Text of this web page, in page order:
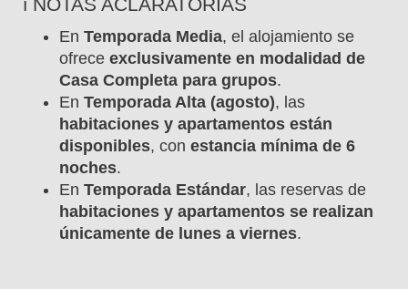
En Temporada Media, el alojamiento se
ofrece exclusivamente en modalidad de
Casa Completa para grupos.
En Temporada Alta (agosto), las
habitaciones y apartamentos están
disponibles, con estancia mínima de 6
noches.
En Temporada Estándar, las reservas de
habitaciones y apartamentos se realizan
únicamente de lunes a viernes.